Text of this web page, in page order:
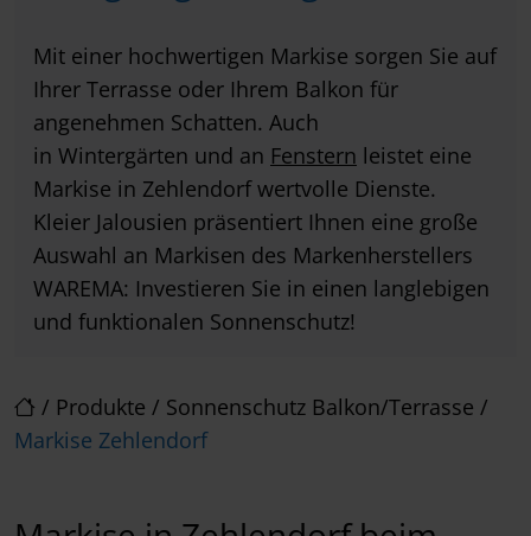
/ Produkte / Sonnenschutz Balkon/Terrasse /
Markise Zehlendorf
Mit einer hochwertigen Markise sorgen Sie auf
Ihrer Terrasse oder Ihrem Balkon für
angenehmen Schatten. Auch
in Wintergärten und an Fenstern leistet eine
Markise in Zehlendorf wertvolle Dienste.
Kleier Jalousien präsentiert Ihnen eine große
Auswahl an Markisen des Markenherstellers
WAREMA: Investieren Sie in einen langlebigen
und funktionalen Sonnenschutz!